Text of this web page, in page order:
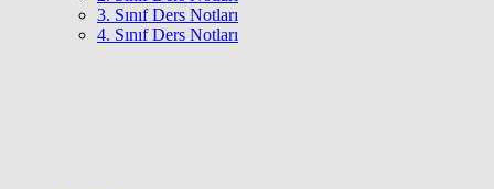
3. Sınıf Ders Notları
4. Sınıf Ders Notları